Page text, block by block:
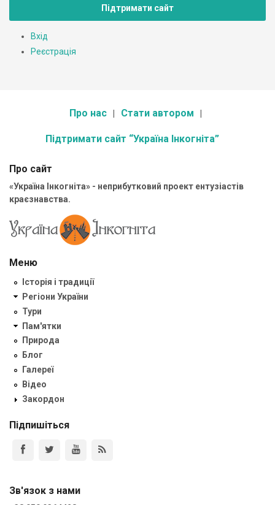
Підтримати сайт
Вхід
Реєстрація
Про нас Стати автором
Підтримати сайт “Україна Інкогніта”
Про сайт
«Україна Інкогніта» - неприбутковий проект ентузіастів
краєзнавства.
Меню
Історія і традиції
Регіони України
Тури
Пам'ятки
Природа
Блог
Галереї
Відео
Закордон
Підпишіться
Зв'язок з нами